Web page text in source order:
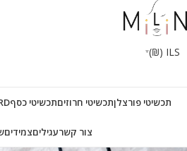
ILS (₪)
תכשיטי פורצלןתכשיטי חרוזיםתכשיטי כסף
צור קשרעגיליםצמידים